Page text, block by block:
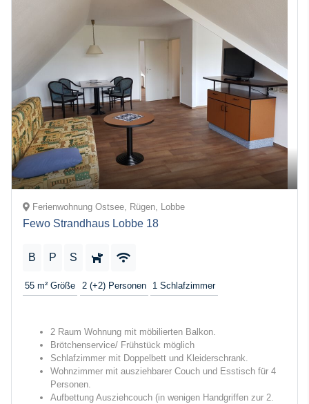
Ferienwohnung Ostsee, Rügen, Lobbe
Fewo Strandhaus Lobbe 18
B P S
55 m² Größe 2 (+2) Personen 1 Schlafzimmer
2 Raum Wohnung mit möbilierten Balkon.
Brötchenservice/ Frühstück möglich
Schlafzimmer mit Doppelbett und Kleiderschrank.
Wohnzimmer mit ausziehbarer Couch und Esstisch für 4
Personen.
Aufbettung Ausziehcouch (in wenigen Handgriffen zur 2.